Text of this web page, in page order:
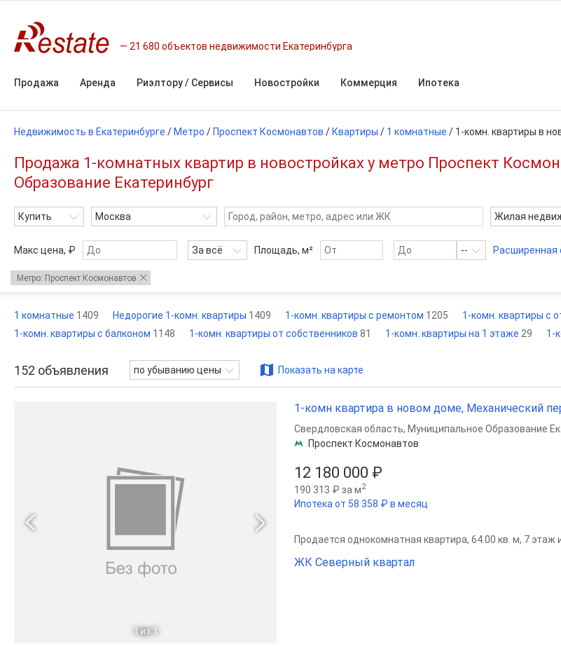
21 680 объектов недвижимости Екатеринбурга
Продажа Аренда Риэлтору / Сервисы Новостройки Коммерция Ипотека
Недвижимость в Екатеринбурге / Метро / Проспект Космонавтов / Квартиры / 1 комнатные / 1-комн. квартиры в
Продажа 1-комнатных квартир в новостройках у метро Проспект
Образование Екатеринбург
Купить Москва Жилая
Макс цена, ₽ За всё Площадь, м² -- Расширенная
Метро: Проспект Космонавтов
1 комнатные 1409 Недорогие 1-комн. квартиры 1409 1-комн. квартиры с ремонтом 1205 1-комн. квартиры с
1-комн. квартиры с балконом 1148 1-комн. квартиры от собственников 81 1-комн. квартиры на 1 этаже 29 1-
152 объявления по убыванию цены Показать на карте
1 из 1
1-комн квартира в новом доме, Механический
12 180 000 ₽
190 313 ₽ за м2
Ипотека от 58 358 ₽ в месяц
Свердловская область, Муниципальное Образование
Проспект Космонавтов
Продается однокомнатная квартира, 64.00 кв. м, 7 этаж
ЖК Северный квартал